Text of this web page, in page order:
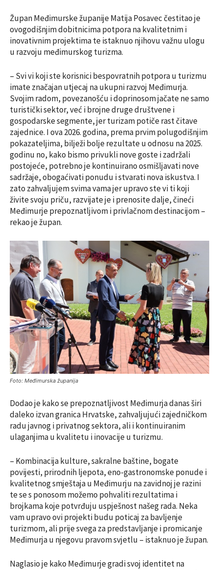
Župan Međimurske županije Matija Posavec čestitao je
ovogodišnjim dobitnicima potpora na kvalitetnim i
inovativnim projektima te istaknuo njihovu važnu ulogu
u razvoju međimurskog turizma.
– Svi vi koji ste korisnici bespovratnih potpora u turizmu
imate značajan utjecaj na ukupni razvoj Međimurja.
Svojim radom, povezanošću i doprinosom jačate ne samo
turistički sektor, već i brojne druge društvene i
gospodarske segmente, jer turizam potiče rast čitave
zajednice. I ova 2026. godina, prema prvim polugodišnjim
pokazateljima, bilježi bolje rezultate u odnosu na 2025.
godinu no, kako bismo privukli nove goste i zadržali
postojeće, potrebno je kontinuirano osmišljavati nove
sadržaje, obogaćivati ponudu i stvarati nova iskustva. I
zato zahvaljujem svima vama jer upravo ste vi ti koji
živite svoju priču, razvijate je i prenosite dalje, čineći
Međimurje prepoznatljivom i privlačnom destinacijom –
rekao je župan.
Foto: Međimurska županija
Dodao je kako se prepoznatljivost Međimurja danas širi
daleko izvan granica Hrvatske, zahvaljujući zajedničkom
radu javnog i privatnog sektora, ali i kontinuiranim
ulaganjima u kvalitetu i inovacije u turizmu.
– Kombinacija kulture, sakralne baštine, bogate
povijesti, prirodnih ljepota, eno-gastronomske ponude i
kvalitetnog smještaja u Međimurju na zavidnoj je razini
te se s ponosom možemo pohvaliti rezultatima i
brojkama koje potvrđuju uspješnost našeg rada. Neka
vam upravo ovi projekti budu poticaj za bavljenje
turizmom, ali prije svega za predstavljanje i promicanje
Međimurja u njegovu pravom svjetlu – istaknuo je župan.
Naglasio je kako Međimurje gradi svoj identitet na